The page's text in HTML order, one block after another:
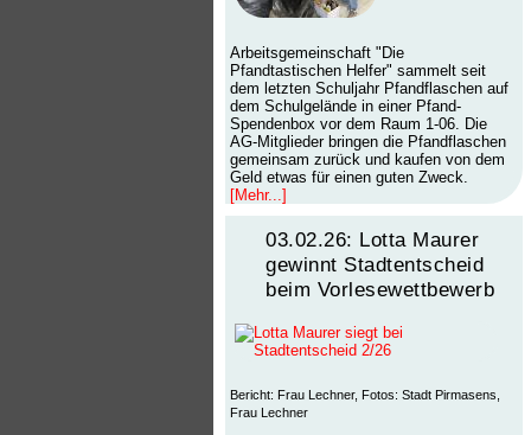
Arbeitsgemeinschaft "Die
Pfandtastischen Helfer" sammelt seit
dem letzten Schuljahr Pfandflaschen auf
dem Schulgelände in einer Pfand-
Spendenbox vor dem Raum 1-06. Die
AG-Mitglieder bringen die Pfandflaschen
gemeinsam zurück und kaufen von dem
Geld etwas für einen guten Zweck.
[Mehr...]
03.02.26: Lotta Maurer
gewinnt Stadtentscheid
beim Vorlesewettbewerb
Bericht: Frau Lechner, Fotos: Stadt Pirmasens,
Frau Lechner